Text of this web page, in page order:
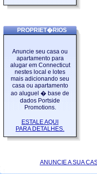
PROPRIET�RIOS
Anuncie seu casa ou
apartamento para
alugar em Connecticut
nestes local e lotes
mais adicionando seu
casa ou apartamento
ao aluguel � base de
dados Portside
Promotions.
ESTALE AQUI
PARA DETALHES.
ANUNCIE A SUA